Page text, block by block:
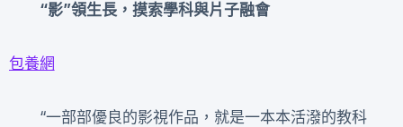
“影”領生長，摸索學科與片子融會
包養網
“一部部優良的影視作品，就是一本本活潑的教科